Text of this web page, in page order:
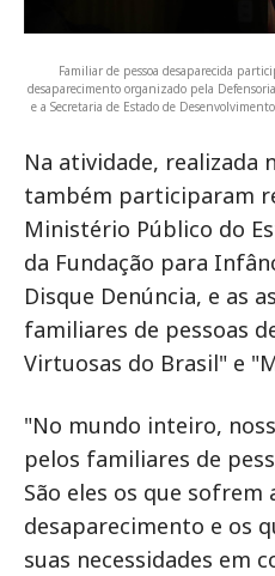
Familiar de pessoa desaparecida
desaparecimento organizado pela
e a Secretaria de Estado de
Na atividade, realizada
também participaram
Ministério Público do
da Fundação para
Disque Denúncia, e as
familiares de pessoas
Virtuosas do Brasil" e
"No mundo inteiro,
pelos familiares de
São eles os que sofrem
desaparecimento e os
suas necessidades em